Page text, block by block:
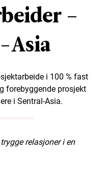
–
Asia
i 100 % fast
forebyggende prosjekt
i Sentral-Asia.
relasjoner i en